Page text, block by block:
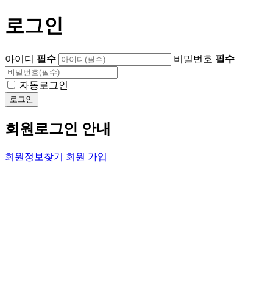
로그인
아이디 필수 비밀번호 필수
자동로그인
회원로그인 안내
회원정보찾기 회원 가입